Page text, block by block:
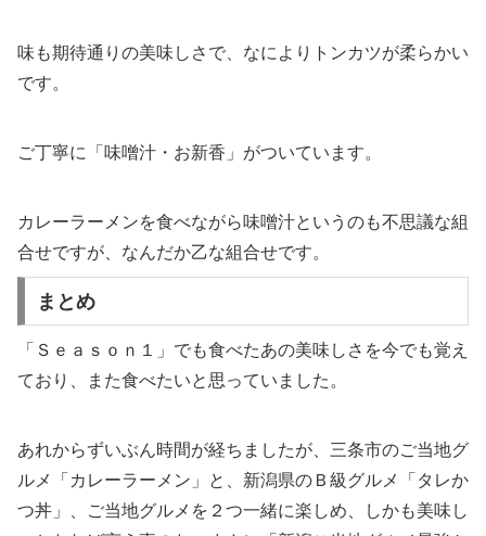
味も期待通りの美味しさで、なによりトンカツが柔らかい
です。
ご丁寧に「味噌汁・お新香」がついています。
カレーラーメンを食べながら味噌汁というのも不思議な組
合せですが、なんだか乙な組合せです。
まとめ
「Ｓｅａｓｏｎ１」でも食べたあの美味しさを今でも覚え
ており、また食べたいと思っていました。
あれからずいぶん時間が経ちましたが、三条市のご当地グ
ルメ「カレーラーメン」と、新潟県のＢ級グルメ「タレか
つ丼」、ご当地グルメを２つ一緒に楽しめ、しかも美味し